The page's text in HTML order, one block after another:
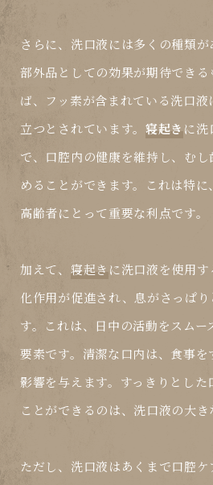
さらに、洗口液には多くの種類
部外品としての効果が期待できる
ば、フッ素が含まれている洗口
立つとされています。 寝起き に洗
で、口腔内の健康を維持し、む
めることができます。これは特
高齢者にとって重要な利点です。
加えて、 寝起き に洗口液を使用
化作用が促進され、息がさっぱ
す。これは、日中の活動をスムー
要素です。清潔な口内は、食事
影響を与えます。すっきりとし
ことができるのは、洗口液の大き
ただし、洗口液はあくまで口腔